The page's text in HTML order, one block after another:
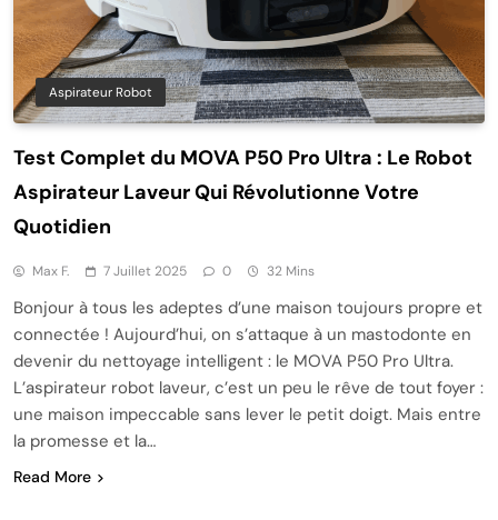
Aspirateur Robot
Test Complet du MOVA P50 Pro Ultra : Le Robot
Aspirateur Laveur Qui Révolutionne Votre
Quotidien
Max F. 7 Juillet 2025 0 32 Mins
Bonjour à tous les adeptes d’une maison toujours propre et
connectée ! Aujourd’hui, on s’attaque à un mastodonte en
devenir du nettoyage intelligent : le MOVA P50 Pro Ultra.
L’aspirateur robot laveur, c’est un peu le rêve de tout foyer :
une maison impeccable sans lever le petit doigt. Mais entre
la promesse et la…
Read More